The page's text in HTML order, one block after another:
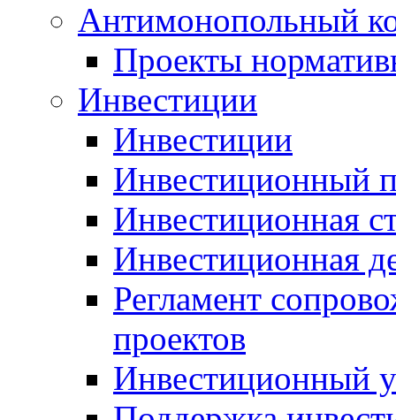
Антимонопольный
Проекты
Инвестиции
Инвестиции
Инвестиционный
Инвестиционная
Инвестиционная
Регламент
проектов
Инвестиционный